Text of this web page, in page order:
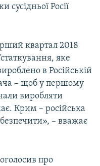
сусідньої Росії
квартал 2018
яке
в Російській
– щоб у першому
виробляти
Крим – російська
– вважає
про